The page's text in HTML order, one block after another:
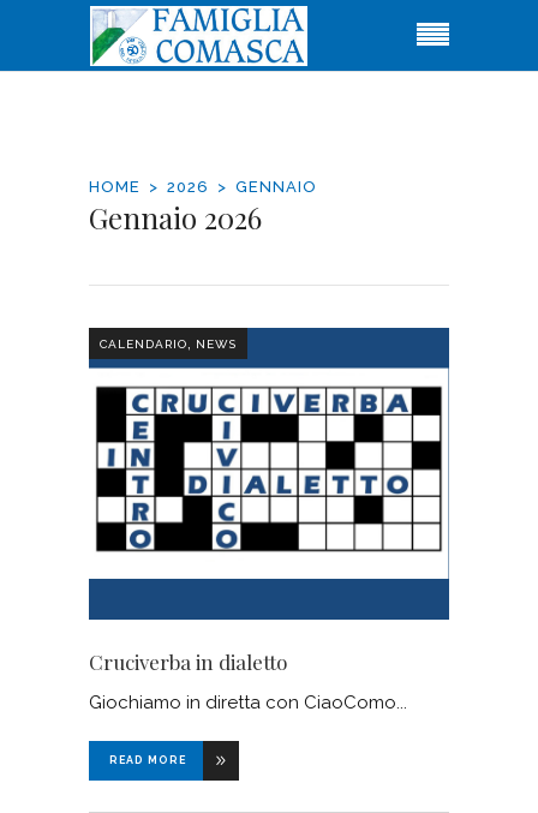
HOME 2026 GENNAIO
Gennaio 2026
CALENDARIO, NEWS
Cruciverba in dialetto
Giochiamo in diretta con CiaoComo
READ MORE